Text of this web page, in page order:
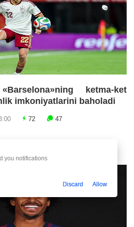
ketma-ket
imkoniyatlarini baholadi
72 47
you notifications
Discard Allow